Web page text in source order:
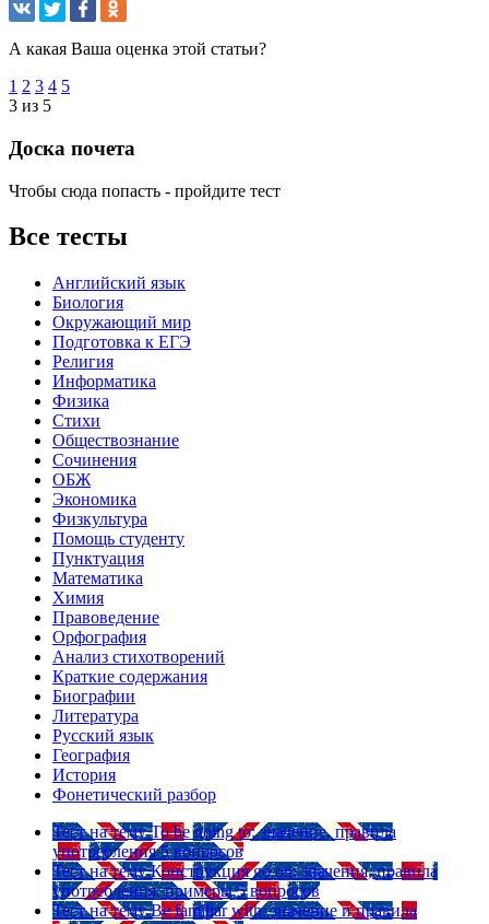
А какая Ваша оценка этой статьи?
1 2 3 4 5
3 из 5
Доска почета
Чтобы сюда попасть - пройдите тест
Все тесты
Английский язык
Биология
Окружающий мир
Подготовка к ЕГЭ
Религия
Информатика
Физика
Стихи
Обществознание
Сочинения
ОБЖ
Экономика
Физкультура
Помощь студенту
Пунктуация
Математика
Химия
Правоведение
Орфография
Анализ стихотворений
Краткие содержания
Биографии
Литература
Русский язык
География
История
Фонетический разбор
Тест на тему To be going to: значение, правила
употребления 5 вопросов
Тест на тему Конструкция go on: значения, правила
употребления, примеры 5 вопросов
Тест на тему Be familiar with: значение и правила